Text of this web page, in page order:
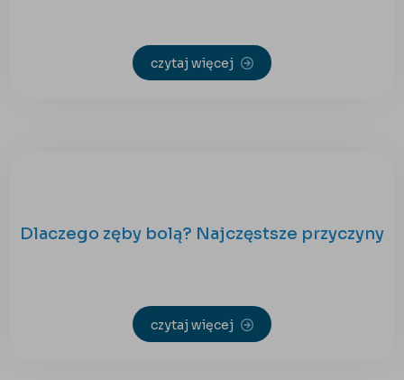
czytaj więcej
Dlaczego zęby bolą? Najczęstsze przyczyny
czytaj więcej